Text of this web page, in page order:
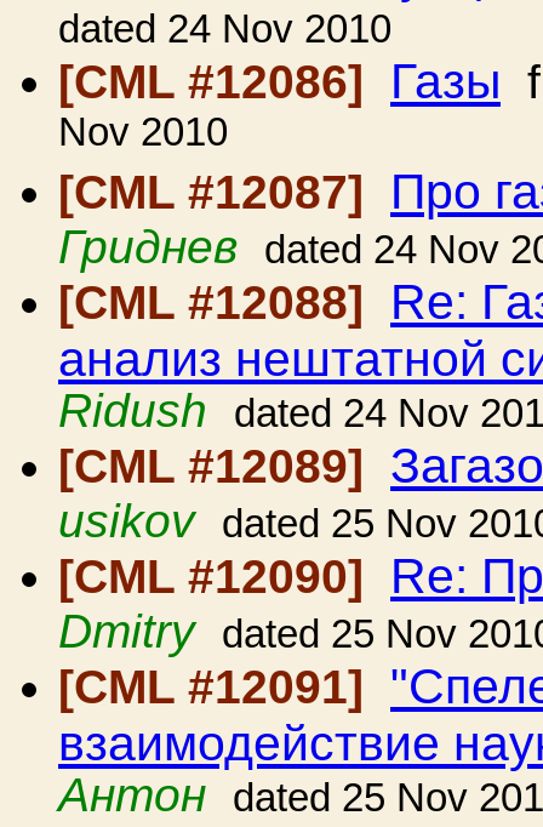
dated 24 Nov 2010
[CML #12086] Газы
Nov 2010
[CML #12087]
Про
Гриднев dated 24 Nov
[CML #12088] Re:
анализ нештатной
Ridush
dated 24 Nov
[CML #12089]
usikov dated 25 Nov
[CML #12090] Re:
Dmitry dated 25 Nov
[CML #12091]
взаимодействие
Антон
dated 25 Nov